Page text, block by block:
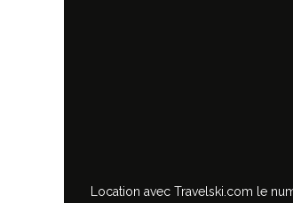
Location avec Travelski.com le